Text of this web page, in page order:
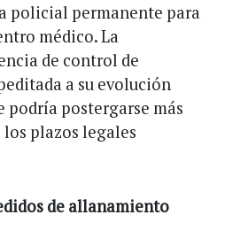
policial permanente para
médico. La
de control de
a su evolución
podría postergarse más
los plazos legales
de allanamiento